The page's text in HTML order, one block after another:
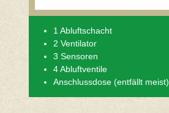
1 Abluftschacht
2 Ventilator
3 Sensoren
4 Abluftventile
Anschlussdose (entfällt meist)